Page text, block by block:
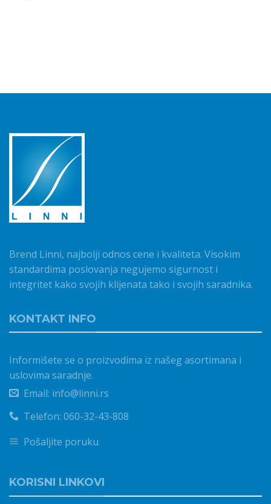
Brend Linni, najbolji odnos cene i kvaliteta. Visokim
standardima poslovanja negujemo sigurnost i
integritet kako svojih klijenata tako i svojih saradnika.
KONTAKT INFO
Informišete se o proizvodima iz našeg asortimana i
uslovima saradnje.
Email: info@linni.rs
Telefon: 060-32-43-808
Pošaljite poruku
KORISNI LINKOVI